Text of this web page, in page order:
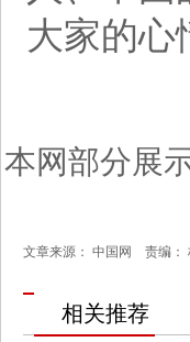
大家的心
本网部分展
文章来源： 中国网 责编：
相关推荐